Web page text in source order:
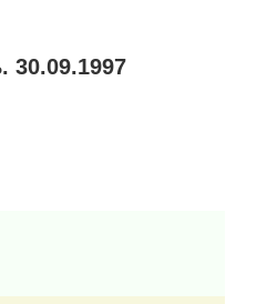
30.09.1997